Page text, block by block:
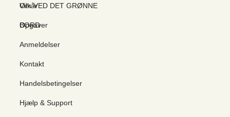
Vilkår
Om VED DET GRØNNE
BORD
Opgaver
Anmeldelser
Kontakt
Handelsbetingelser
Hjælp & Support